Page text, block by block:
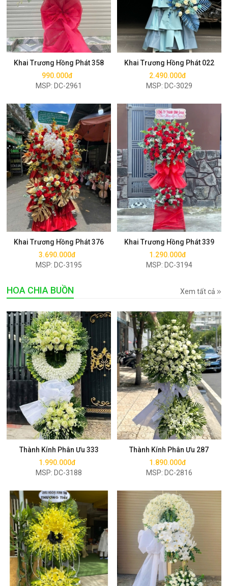
Khai Trương Hồng Phát 358
990.000đ
MSP: DC-2961
Mua ngay
Khai Trương Hồng Phát 022
2.490.000đ
MSP: DC-3029
Mua ngay
Khai Trương Hồng Phát 376
3.690.000đ
MSP: DC-3195
Mua ngay
Khai Trương Hồng Phát 339
1.290.000đ
MSP: DC-3194
Mua ngay
HOA CHIA BUỒN Xem tất cả
Thành Kính Phân Ưu 333
1.990.000đ
MSP: DC-3188
Mua ngay
Thành Kính Phân Ưu 287
1.890.000đ
MSP: DC-2816
Mua ngay